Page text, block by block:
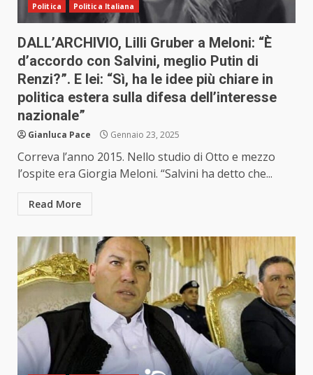
Politica Politica Italiana
DALL’ARCHIVIO, Lilli Gruber a Meloni: “È
d’accordo con Salvini, meglio Putin di
Renzi?”. E lei: “Sì, ha le idee più chiare in
politica estera sulla difesa dell’interesse
nazionale”
Gianluca Pace Gennaio 23, 2025
Correva l’anno 2015. Nello studio di Otto e mezzo
l’ospite era Giorgia Meloni. “Salvini ha detto che...
Read More